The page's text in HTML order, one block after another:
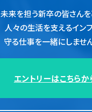
未来を担う新卒の皆さんを
人々の生活を支えるイン
守る仕事を一緒にしませ
エントリーはこちらか